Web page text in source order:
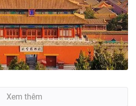
Xem thêm